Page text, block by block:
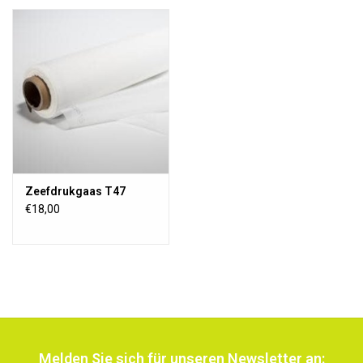
Zeefdrukgaas T47
€18,00
Melden Sie sich für unseren Newsletter an: